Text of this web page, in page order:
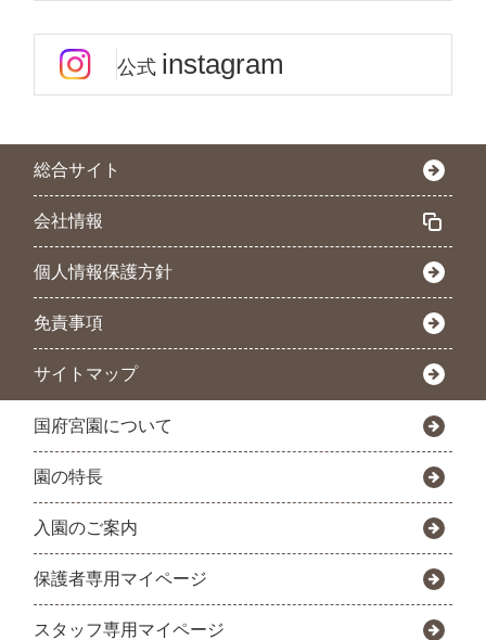
公式 instagram
総合サイト
会社情報
個人情報保護方針
免責事項
サイトマップ
国府宮園について
園の特長
入園のご案内
保護者専用マイページ
スタッフ専用マイページ